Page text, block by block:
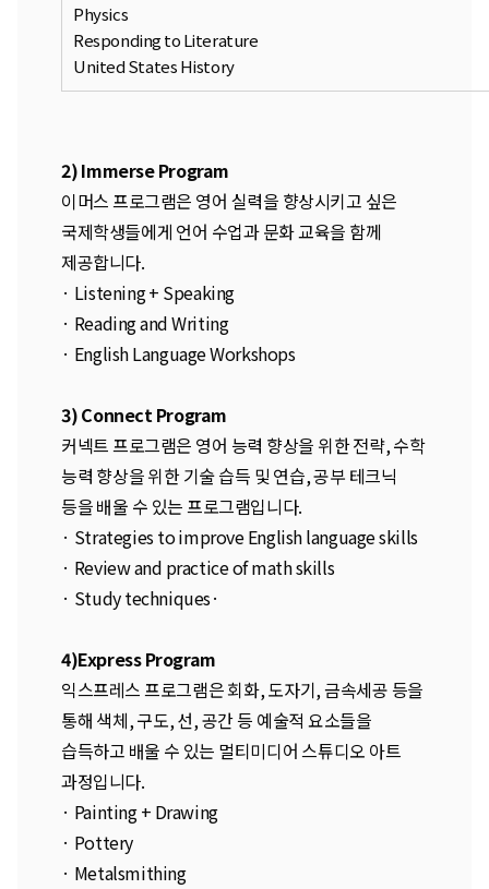
Physics
Responding to Literature
United States History
2) Immerse Program
이머스 프로그램은 영어 실력을 향상시키고 싶은
국제학생들에게 언어 수업과 문화 교육을 함께
제공합니다.
· Listening + Speaking
· Reading and Writing
· English Language Workshops
3) Connect Program
커넥트 프로그램은 영어 능력 향상을 위한 전략, 수학
능력 향상을 위한 기술 습득 및 연습, 공부 테크닉
등을 배울 수 있는 프로그램입니다.
· Strategies to improve English language skills
· Review and practice of math skills
· Study techniques·
4)Express Program
익스프레스 프로그램은 회화, 도자기, 금속세공 등을
통해 색체, 구도, 선, 공간 등 예술적 요소들을
습득하고 배울 수 있는 멀티미디어 스튜디오 아트
과정입니다.
· Painting + Drawing
· Pottery
· Metalsmithing